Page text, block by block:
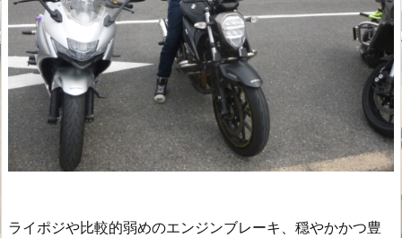
ライポジや比較的弱めのエンジンブレーキ、穏やかかつ豊